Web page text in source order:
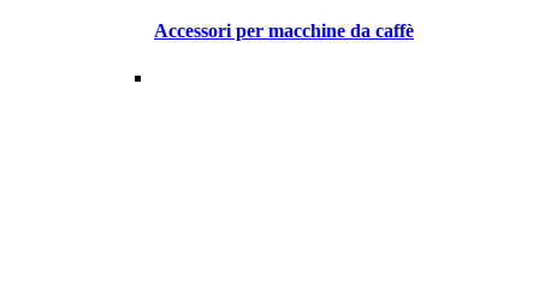
Accessori per macchine da caffè